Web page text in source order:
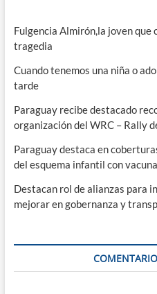
Fulgencia Almirón,la joven que
tragedia
Cuando tenemos una niña o
tarde
Paraguay recibe destacado
organización del WRC – Rally
Paraguay destaca en
del esquema infantil con
Destacan rol de alianzas para
mejorar en gobernanza y